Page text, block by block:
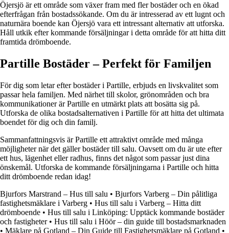
Öjersjö är ett område som växer fram med fler bostäder och en ökad
efterfrågan från bostadssökande. Om du är intresserad av ett lugnt och
naturnära boende kan Öjersjö vara ett intressant alternativ att utforska.
Håll utkik efter kommande försäljningar i detta område för att hitta ditt
framtida drömboende.
Partille Bostäder – Perfekt för Familjen
För dig som letar efter bostäder i Partille, erbjuds en livskvalitet som
passar hela familjen. Med närhet till skolor, grönområden och bra
kommunikationer är Partille en utmärkt plats att bosätta sig på.
Utforska de olika bostadsalternativen i Partille för att hitta det ultimata
boendet för dig och din familj.
Sammanfattningsvis är Partille ett attraktivt område med många
möjligheter när det gäller bostäder till salu. Oavsett om du är ute efter
ett hus, lägenhet eller radhus, finns det något som passar just dina
önskemål. Utforska de kommande försäljningarna i Partille och hitta
ditt drömboende redan idag!
Bjurfors Marstrand – Hus till salu • Bjurfors Varberg – Din pålitliga
fastighetsmäklare i Varberg • Hus till salu i Varberg – Hitta ditt
drömboende • Hus till salu i Linköping: Upptäck kommande bostäder
och fastigheter• Hus till salu i Höör – din guide till bostadsmarknaden
• Mäklare på Gotland – Din Guide till Fastighetsmäklare på Gotland •